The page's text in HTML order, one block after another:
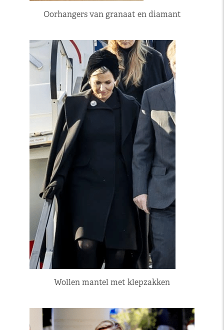
Oorhangers van granaat en diamant
Wollen mantel met klepzakken